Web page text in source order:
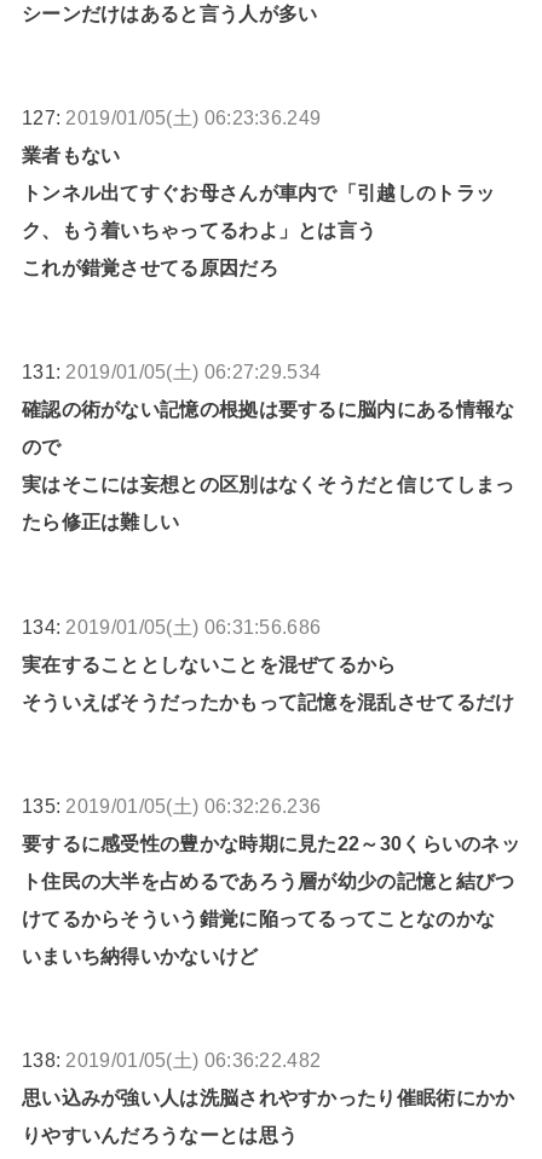
シーンだけはあると言う人が多い
127: 2019/01/05(土) 06:23:36.249
業者もない
トンネル出てすぐお母さんが車内で「引越しのトラッ
ク、もう着いちゃってるわよ」とは言う
これが錯覚させてる原因だろ
131: 2019/01/05(土) 06:27:29.534
確認の術がない記憶の根拠は要するに脳内にある情報な
ので
実はそこには妄想との区別はなくそうだと信じてしまっ
たら修正は難しい
134: 2019/01/05(土) 06:31:56.686
実在することとしないことを混ぜてるから
そういえばそうだったかもって記憶を混乱させてるだけ
135: 2019/01/05(土) 06:32:26.236
要するに感受性の豊かな時期に見た22～30くらいのネッ
ト住民の大半を占めるであろう層が幼少の記憶と結びつ
けてるからそういう錯覚に陥ってるってことなのかな
いまいち納得いかないけど
138: 2019/01/05(土) 06:36:22.482
思い込みが強い人は洗脳されやすかったり催眠術にかか
りやすいんだろうなーとは思う